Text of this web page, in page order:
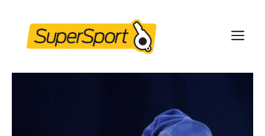
content